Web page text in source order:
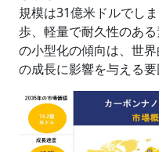
規模は31億米ドルでし
歩、軽量で耐久性のあ
の小型化の傾向は、世
の成長に影響を与える要